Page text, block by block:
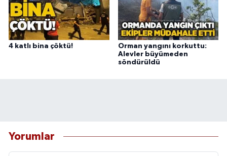
4 katlı bina çöktü!
Orman yangını korkuttu:
Alevler büyümeden
söndürüldü
Yorumlar